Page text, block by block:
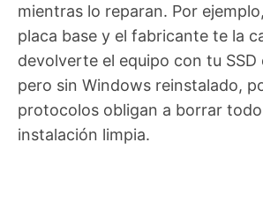
mientras lo reparan. Por
placa base y el fabricante te la
devolverte el equipo con tu
pero sin Windows reinstalado,
protocolos obligan a borrar
instalación limpia.